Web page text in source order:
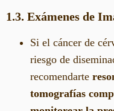
1.3. Exámenes de
Si el cáncer de
riesgo de
recomendarte
tomografías